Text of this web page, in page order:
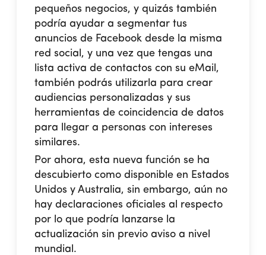
pequeños negocios, y quizás también
podría ayudar a segmentar tus
anuncios de Facebook desde la misma
red social, y una vez que tengas una
lista activa de contactos con su eMail,
también podrás utilizarla para crear
audiencias personalizadas y sus
herramientas de coincidencia de datos
para llegar a personas con intereses
similares.
Por ahora, esta nueva función se ha
descubierto como disponible en Estados
Unidos y Australia, sin embargo, aún no
hay declaraciones oficiales al respecto
por lo que podría lanzarse la
actualización sin previo aviso a nivel
mundial.